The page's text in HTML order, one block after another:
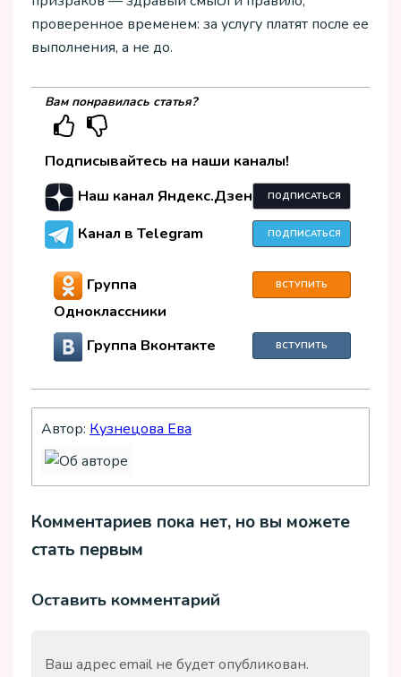
проверенное временем: за услугу платят после ее
выполнения, а не до.
Вам понравилась статья?
Подписывайтесь на наши каналы!
Наш канал Яндекс.Дзен
ПОДПИСАТЬСЯ
Канал в Telegram ПОДПИСАТЬСЯ
Группа
Одноклассники
ВСТУПИТЬ
Группа Вконтакте ВСТУПИТЬ
Автор: Кузнецова Ева
Комментариев пока нет, но вы можете
стать первым
Оставить комментарий
Ваш адрес email не будет опубликован.